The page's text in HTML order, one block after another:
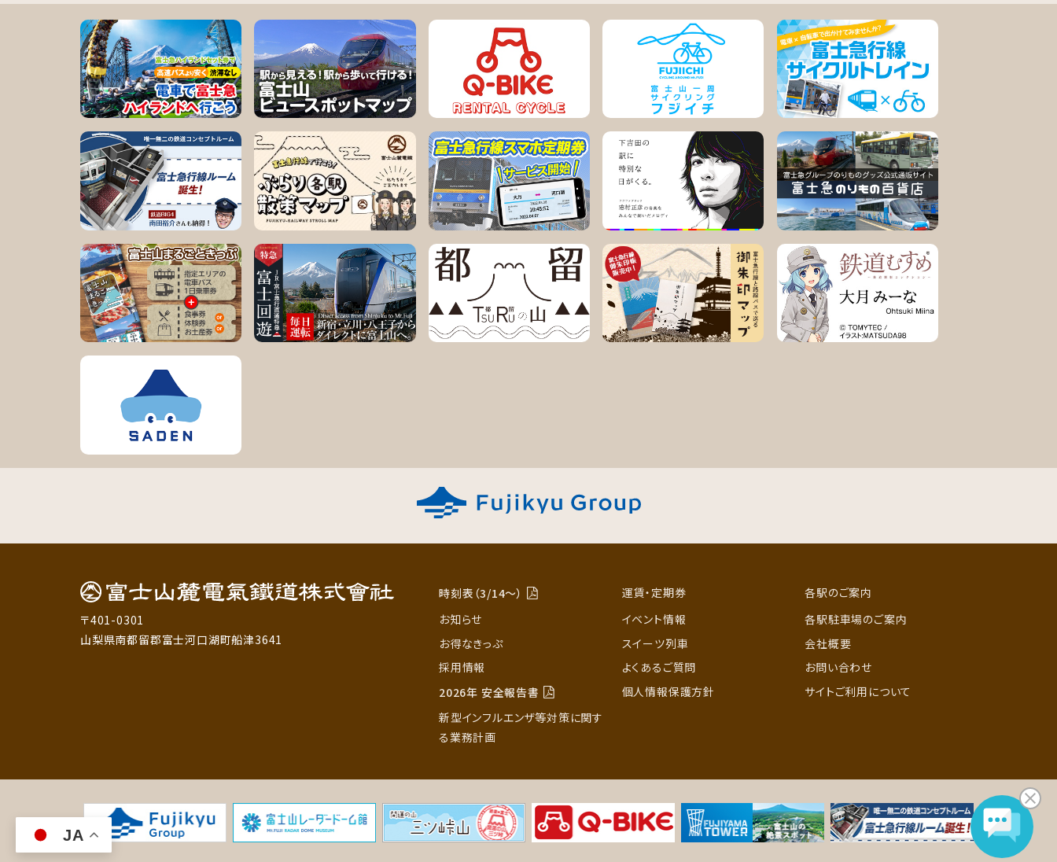
JA
時刻表（3/14〜） 運賃・定期券
各駅のご案内
お知らせ
イベント情報
各駅駐車場のご案内
お得なきっぷ
スイーツ列車
会社概要
採用情報
よくあるご質問
お問い合わせ
2026年 安全報告書
個人情報保護方針
サイトご利用について
新型インフルエンザ等対策に関す
る業務計画
〒401-0301
山梨県南都留郡富士河口湖町船津3641